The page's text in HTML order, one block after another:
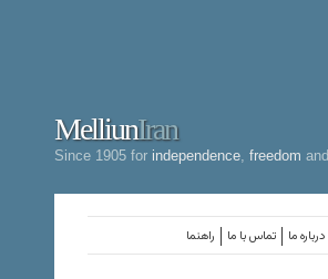
MelliunIran
Since 1905 for independence freedom
راهنما تماس با ما درباره ما